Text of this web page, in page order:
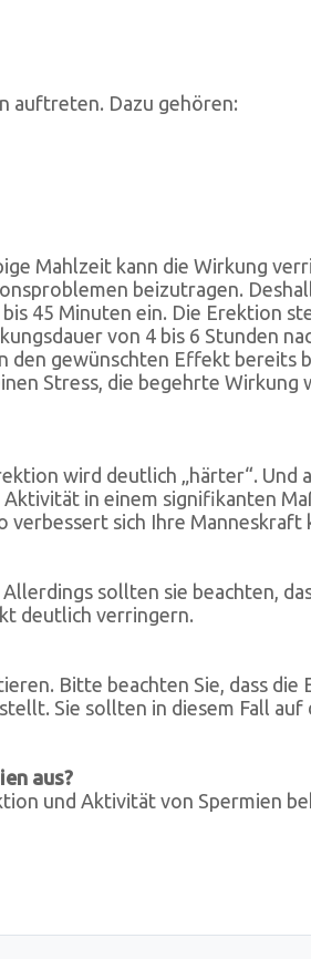
auftreten. Dazu gehören:
Mahlzeit kann die Wirkung
beizutragen.
45 Minuten ein. Die Erektion
von 4 bis 6 Stunden
den gewünschten Effekt bereits
Stress, die begehrte Wirkung
wird deutlich „härter“. Und
in einem signifikanten
verbessert sich Ihre Manneskraft
sollten sie beachten,
deutlich verringern.
Bitte beachten Sie, dass die
Sie sollten in diesem Fall auf
aus?
und Aktivität von Spermien